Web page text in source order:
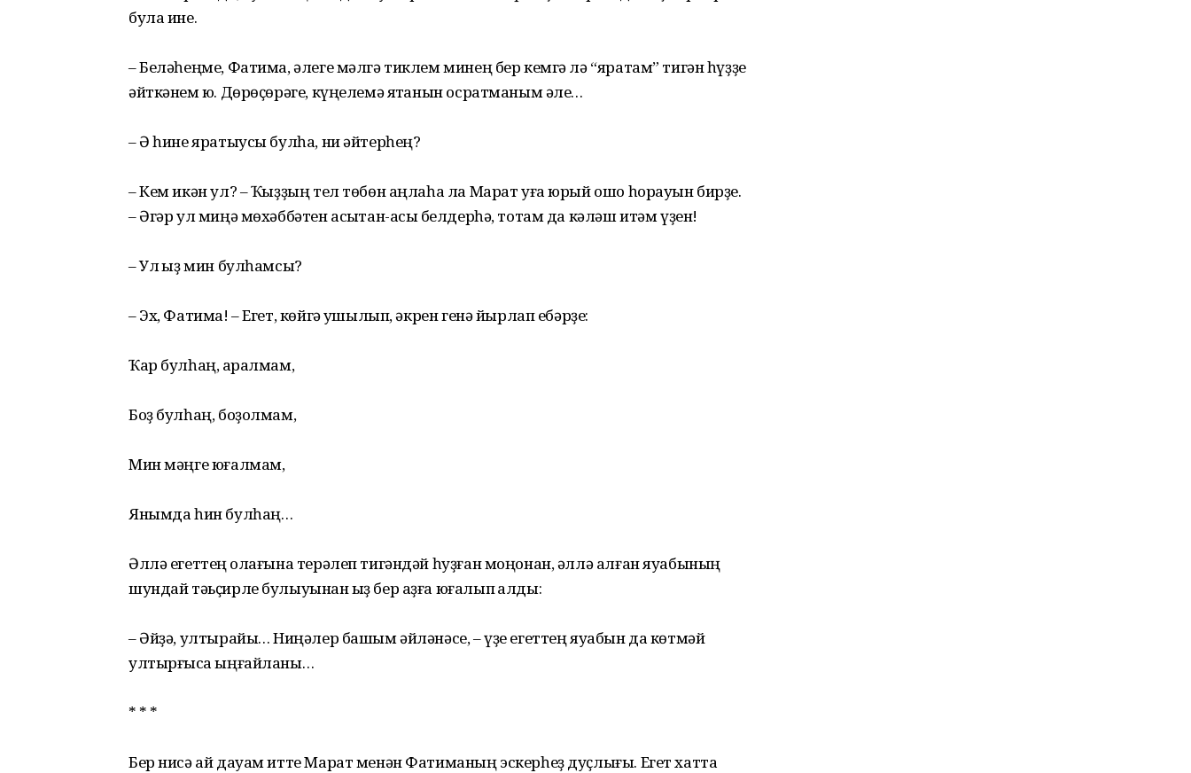
була ине.
– Беләһеңме, Фатима, әлеге мәлгә тиклем минең бер кемгә лә “яратам” тигән һүҙҙе
әйткәнем юҡ. Дөрөҫөрәге, күңелемә ятҡанын осратманым әле…
– Ә һине яратыусы булһа, ни әйтерһең?
– Кем икән ул? – Ҡыҙҙың тел төбөн аңлаһа ла Марат уға юрый ошо һорауын бирҙе.
– Әгәр ул миңә мөхәббәтен асыҡтан-асыҡ белдерһә, тотам да кәләш итәм үҙен!
– Ул ҡыҙ мин булһамсы?
– Эх, Фатима! – Егет, көйгә ҡушылып, әкрен генә йырлап ебәрҙе:
Ҡар булһаң, ҡаралмам,
Боҙ булһаң, боҙолмам,
Мин мәңге юғалмам,
Янымда һин булһаң…
Әллә егеттең ҡолағына терәлеп тигәндәй һуҙған моңонан, әллә алған яуабының
шундай тәьҫирле булыуынан ҡыҙ бер аҙға юғалып ҡалды:
– Әйҙә, ултырайыҡ… Ниңәлер башым әйләнәсе, – үҙе егеттең яуабын да көтмәй
ултырғысҡа ыңғайланы…
* * *
Бер нисә ай дауам итте Марат менән Фатиманың эскерһеҙ дуҫлығы. Егет хатта